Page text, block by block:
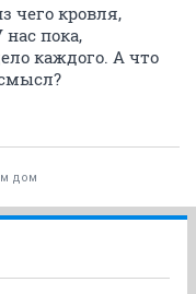
чего кровля,
нас пока,
каждого. А что
дом